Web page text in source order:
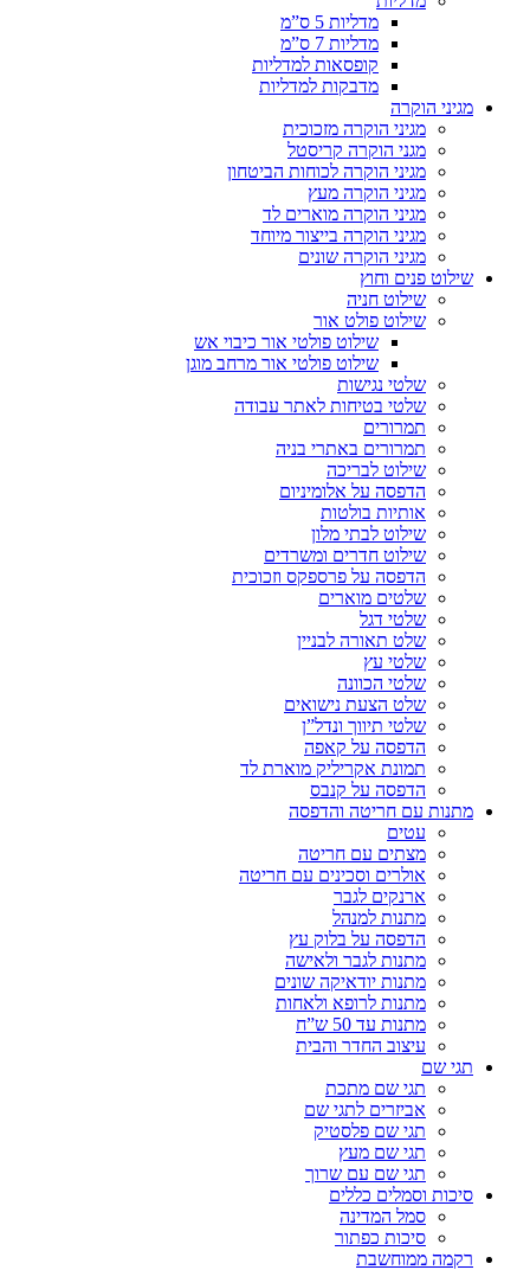
מדליות 5 ס”מ
מדליות 7 ס”מ
קופסאות למדליות
מדבקות למדליות
מגיני הוקרה
מגיני הוקרה מזכוכית
מגני הוקרה קריסטל
מגיני הוקרה לכוחות הביטחון
מגיני הוקרה מעץ
מגיני הוקרה מוארים לד
מגיני הוקרה בייצור מיוחד
מגיני הוקרה שונים
שילוט פנים וחוץ
שילוט חניה
שילוט פולט אור
שילוט פולטי אור כיבוי אש
שילוט פולטי אור מרחב מוגן
שלטי נגישות
שלטי בטיחות לאתר עבודה
תמרורים
תמרורים באתרי בניה
שילוט לבריכה
הדפסה על אלומיניום
אותיות בולטות
שילוט לבתי מלון
שילוט חדרים ומשרדים
הדפסה על פרספקס וזכוכית
שלטים מוארים
שלטי דגל
שלט תאורה לבניין
שלטי עץ
שלטי הכוונה
שלט הצעת נישואים
שלטי תיווך ונדל”ן
הדפסה על קאפה
תמונת אקריליק מוארת לד
הדפסה על קנבס
מתנות עם חריטה והדפסה
עטים
מצתים עם חריטה
אולרים וסכינים עם חריטה
ארנקים לגבר
מתנות למנהל
הדפסה על בלוק עץ
מתנות לגבר ולאישה
מתנות יודאיקה שונים
מתנות לרופא ולאחות
מתנות עד 50 ש”ח
עיצוב החדר והבית
תגי שם
תגי שם מתכת
אביזרים לתגי שם
תגי שם פלסטיק
תגי שם מעץ
תגי שם עם שרוך
סיכות וסמלים כללים
סמל המדינה
סיכות כפתור
רקמה ממוחשבת